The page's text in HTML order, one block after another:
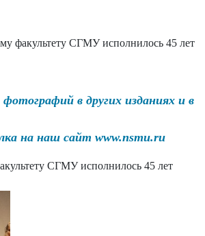
факультету СГМУ исполнилось 45 лет
в других изданиях и в
на наш сайт www.nsmu.ru
СГМУ исполнилось 45 лет